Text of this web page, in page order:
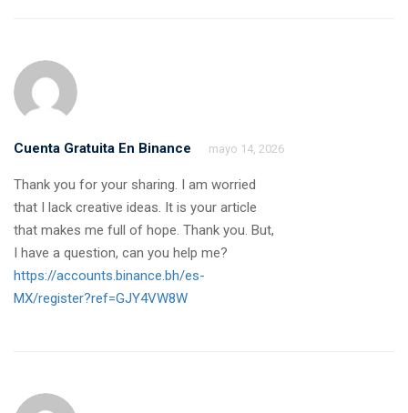
Cuenta Gratuita En Binance mayo 14, 2026
Thank you for your sharing. I am worried
that I lack creative ideas. It is your article
that makes me full of hope. Thank you. But,
I have a question, can you help me?
https://accounts.binance.bh/es-
MX/register?ref=GJY4VW8W